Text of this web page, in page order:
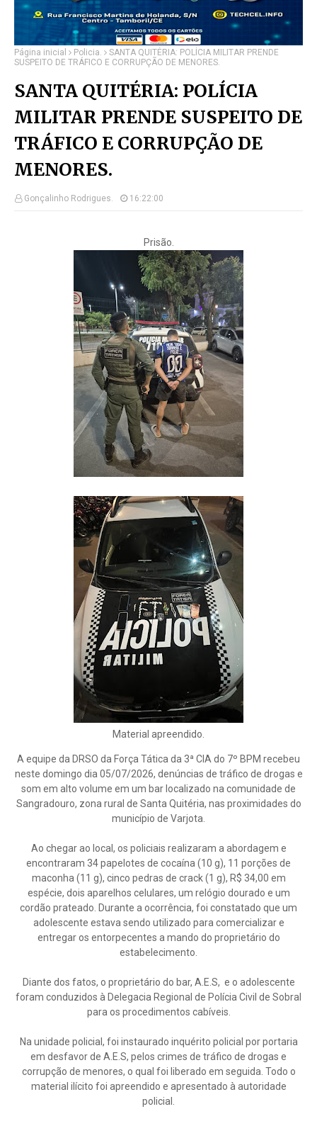
Página inicial Policia.
SANTA QUITÉRIA: POLÍCIA MILITAR PRENDE
SUSPEITO DE TRÁFICO E CORRUPÇÃO DE MENORES.
SANTA QUITÉRIA: POLÍCIA
MILITAR PRENDE SUSPEITO DE
TRÁFICO E CORRUPÇÃO DE
MENORES.
Gonçalinho Rodrigues. 16:22:00
Prisão.
Material apreendido.
A equipe da DRSO da Força Tática da 3ª CIA do 7º BPM recebeu
neste domingo dia 05/07/2026, denúncias de tráfico de drogas e
som em alto volume em um bar localizado na comunidade de
Sangradouro, zona rural de Santa Quitéria, nas proximidades do
município de Varjota.
Ao chegar ao local, os policiais realizaram a abordagem e
encontraram 34 papelotes de cocaína (10 g), 11 porções de
maconha (11 g), cinco pedras de crack (1 g), R$ 34,00 em
espécie, dois aparelhos celulares, um relógio dourado e um
cordão prateado. Durante a ocorrência, foi constatado que um
adolescente estava sendo utilizado para comercializar e
entregar os entorpecentes a mando do proprietário do
estabelecimento.
Diante dos fatos, o proprietário do bar, A.E.S, e o adolescente
foram conduzidos à Delegacia Regional de Polícia Civil de Sobral
para os procedimentos cabíveis.
Na unidade policial, foi instaurado inquérito policial por portaria
em desfavor de A.E.S, pelos crimes de tráfico de drogas e
corrupção de menores, o qual foi liberado em seguida. Todo o
material ilícito foi apreendido e apresentado à autoridade
policial.